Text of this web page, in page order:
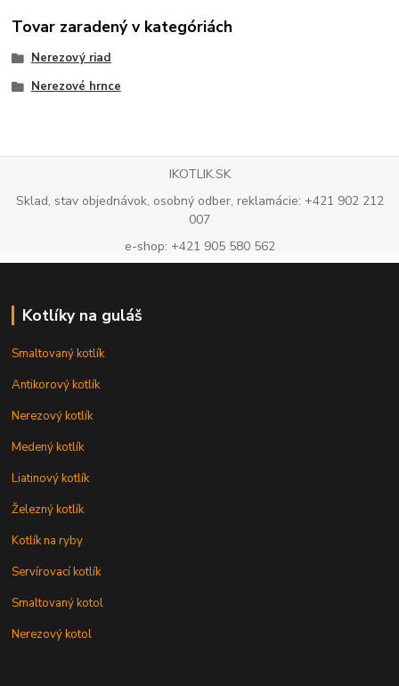
Tovar zaradený v kategóriách
Nerezový riad
Nerezové hrnce
IKOTLIK.SK
Sklad, stav objednávok, osobný odber, reklamácie: +421 902 212
007
e-shop: +421 905 580 562
Kotlíky na guláš
Smaltovaný kotlík
Antikorový kotlík
Nerezový kotlík
Medený kotlík
Liatinový kotlík
Železný kotlík
Kotlík na ryby
Servírovací kotlík
Smaltovaný kotol
Nerezový kotol